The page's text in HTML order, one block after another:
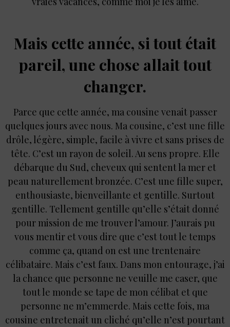
Mais cette année, si tout était
pareil, une chose allait tout
changer.
Parce que cette année, ma cousine venait passer
quelques jours avec nous. Ma cousine, c’est une fille
drôle, légère, simple, facile à vivre et sans prises de
tête. C’est un rayon de soleil. Au sens propre. Elle
débarque du Sud, cheveux qui sentent la mer et
peau naturellement bronzée. C’est une fille super,
enthousiaste, bienveillante et gentille. Surtout
gentille. Tellement gentille qu’elle s’était donné
pour mission de me trouver l’amour. J’aurais pu
vous mentir et vous dire que c’est tout le temps
comme ça, quand on est une trentenaire
célibataire. Mais c’est faux. Dans mon entourage, j’ai
la chance que personne ne veuille me caser, que
tout le monde se tape de mon célibat et que
personne ne m’emmerde. Mais cette fois, ma
cousine entretenait un cliché qu’elle n’est pourtant